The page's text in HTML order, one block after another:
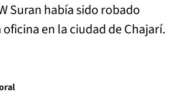
Suran había sido robado
en la ciudad de Chajarí.